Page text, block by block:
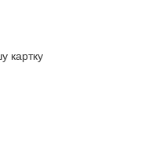
картку